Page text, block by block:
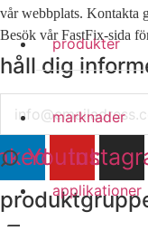
produkter
marknader
applikationer
vår webbplats. Kontakta
Besök vår FastFix-sida
håll dig
Youtube